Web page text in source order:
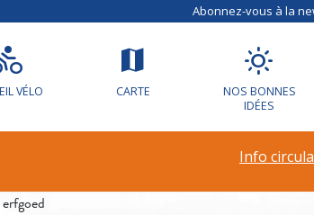
Abonnez-vous à la
VÉLO CARTE
NOS BONNES
IDÉES
Info
circulation